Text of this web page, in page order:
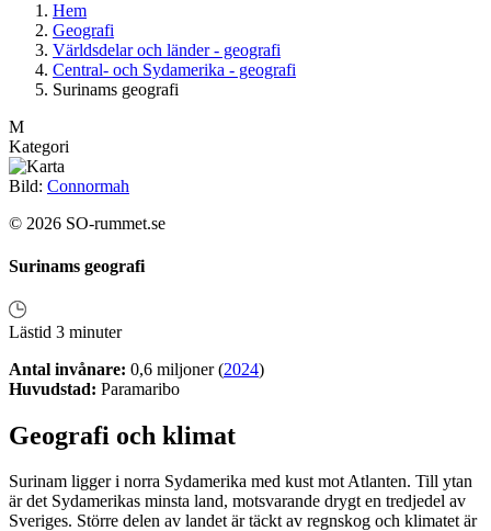
Hem
Geografi
Världsdelar och länder - geografi
Central- och Sydamerika - geografi
Surinams geografi
M
Kategori
Bild: Connormah
© 2026 SO-rummet.se
Surinams geografi
Lästid 3 minuter
Antal invånare: 0,6 miljoner (2024)
Huvudstad: Paramaribo
Geografi och klimat
Surinam ligger i norra Sydamerika med kust mot Atlanten. Till ytan
är det Sydamerikas minsta land, motsvarande drygt en tredjedel av
Sveriges. Större delen av landet är täckt av regnskog och klimatet är